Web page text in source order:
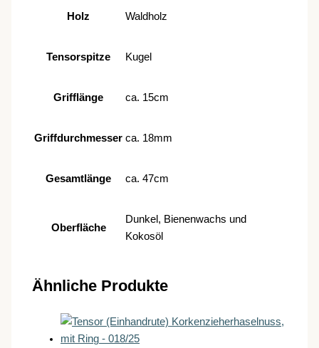
Holz Waldholz
Tensorspitze Kugel
Grifflänge ca. 15cm
Griffdurchmesser ca. 18mm
Gesamtlänge ca. 47cm
Oberfläche
Dunkel, Bienenwachs und
Kokosöl
Ähnliche Produkte